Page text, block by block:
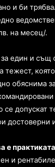
и би
на месец/.
за един и
тежест,
обяснима
се допускат
е
и